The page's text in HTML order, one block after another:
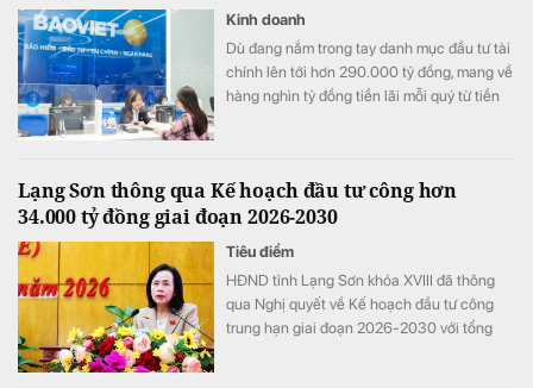
Kinh doanh
Dù đang nắm trong tay danh mục đầu tư tài
chính lên tới hơn 290.000 tỷ đồng, mang về
hàng nghìn tỷ đồng tiền lãi mỗi quý từ tiền
nhất là khoản chi phí repo và lãi vay tăng
đột biến 145,6% so với cùng kỳ, trở thành
điểm nhấn trên báo cáo tài chính.
Lạng Sơn thông qua Kế hoạch đầu tư công hơn
34.000 tỷ đồng giai đoạn 2026-2030
Tiêu điểm
HĐND tỉnh Lạng Sơn khóa XVIII đã thông
qua Nghị quyết về Kế hoạch đầu tư công
trung hạn giai đoạn 2026-2030 với tổng